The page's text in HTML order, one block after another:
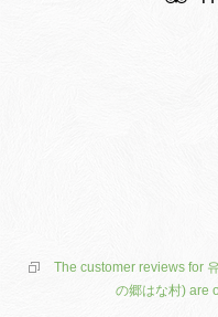
The customer reviews for
の郷はな村) are